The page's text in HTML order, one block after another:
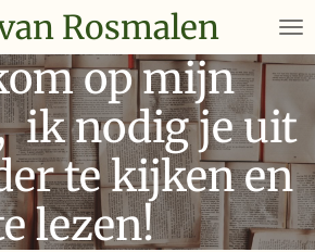
Rosmalen
op mijn
ik nodig je uit
te kijken en
lezen!